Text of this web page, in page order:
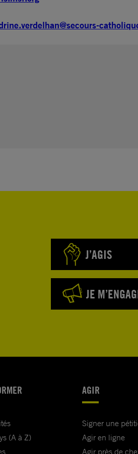
J’AGIS
JE
(A à Z)
AGIR
Signer une
Agir en ligne
Agir près de